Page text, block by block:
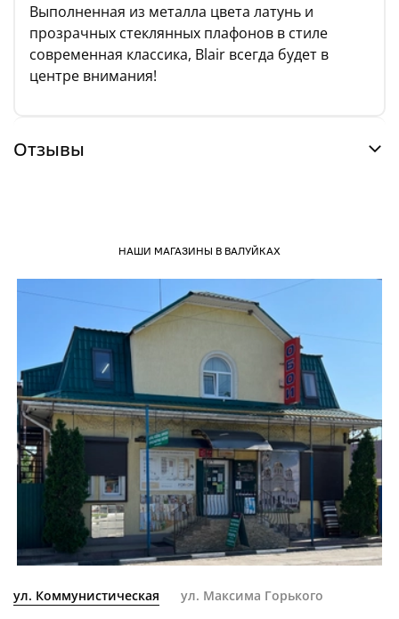
Выполненная из металла цвета латунь и
прозрачных стеклянных плафонов в стиле
современная классика, Blair всегда будет в
центре внимания!
Отзывы
НАШИ МАГАЗИНЫ В ВАЛУЙКАХ
ул. Коммунистическая ул. Максима Горького